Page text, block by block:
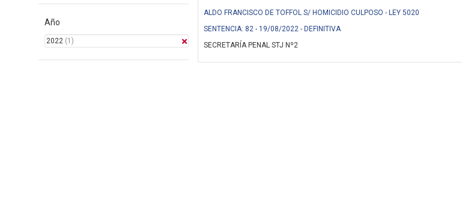
Año
2022 (1)
ALDO FRANCISCO DE TOFFOL S/ HOMICIDIO CULPOSO - LEY 5020
SENTENCIA: 82 - 19/08/2022 - DEFINITIVA
SECRETARÍA PENAL STJ Nº2